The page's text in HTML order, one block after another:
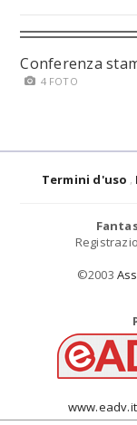
Conferenza
4 FOTO
Termini d'uso
©2003